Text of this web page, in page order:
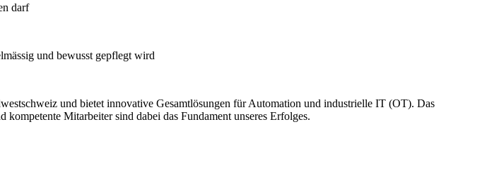
darf
und bewusst gepflegt wird
und bietet innovative Gesamtlösungen für Automation und industrielle IT (OT). Das
Mitarbeiter sind dabei das Fundament unseres Erfolges.